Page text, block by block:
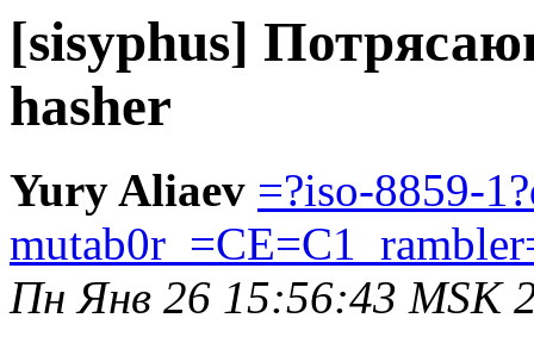
[sisyphus]
hasher
Yury Aliaev =?iso-8859-
Пн Янв 26 15:56:43 MSK